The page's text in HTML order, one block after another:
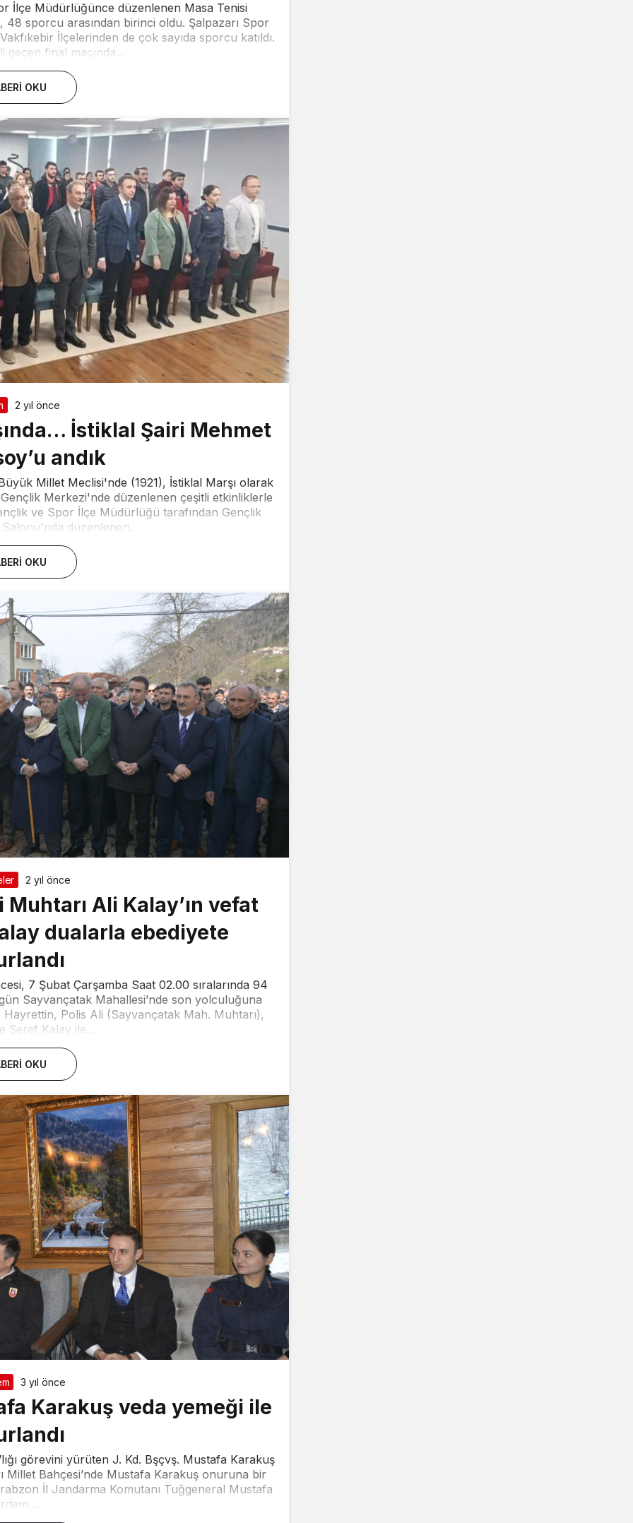
İlçe Müdürlüğünce düzenlenen Masa Tenisi
sporcu arasından birinci oldu. Şalpazarı Spor
İlçelerinden de çok sayıda sporcu katıldı.
final maçında...
OKU
2 yıl önce
İstiklal Şairi Mehmet
andık
Millet Meclisi'nde (1921), İstiklal Marşı olarak
Merkezi'nde düzenlenen çeşitli etkinliklerle
ve Spor İlçe Müdürlüğü tarafından Gençlik
düzenlenen...
OKU
2 yıl önce
Ali Kalay’ın vefat
dualarla ebediyete
7 Şubat Çarşamba Saat 02.00 sıralarında 94
Sayvançatak Mahallesi’nde son yolculuğuna
Hayrettin, Polis Ali (Sayvançatak Mah. Muhtarı),
Kalay ile...
OKU
3 yıl önce
Karakuş veda yemeği ile
görevini yürüten J. Kd. Bşçvş. Mustafa Karakuş
Millet Bahçesi’nde Mustafa Karakuş onuruna bir
İl Jandarma Komutanı Tuğgeneral Mustafa